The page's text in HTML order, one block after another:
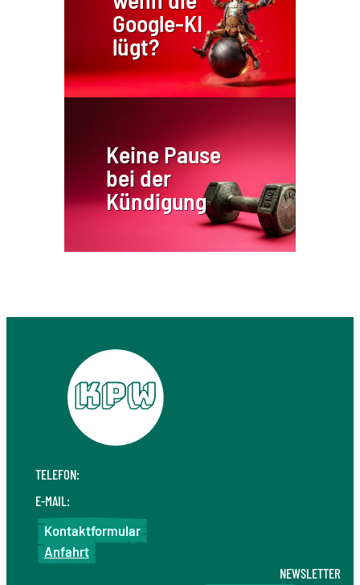
Google-KI
lügt?
Keine Pause
bei der
Kündigung
TELEFON:
E-MAIL:
Kontaktformular
Anfahrt
NEWSLETTER